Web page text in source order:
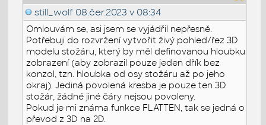
still_wolf 08.čer.2023 v 08:34
Omlouvám se, asi jsem se vyjádřil nepřesně.
Potřebuji do rozvržení vytvořit živý pohled/řez 3D
modelu stožáru, který by měl definovanou hloubku
zobrazení (aby zobrazil pouze jeden dřík bez
konzol, tzn. hloubka od osy stožáru až po jeho
okraj). Jediná povolená kresba je pouze ten 3D
stožár, žádné jiné čáry nejsou povoleny.
Pokud je mi známa funkce FLATTEN, tak se jedná o
převod z 3D na 2D.